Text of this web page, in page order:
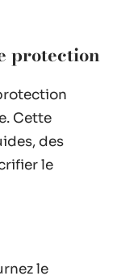
protection
Cette
des
le
le